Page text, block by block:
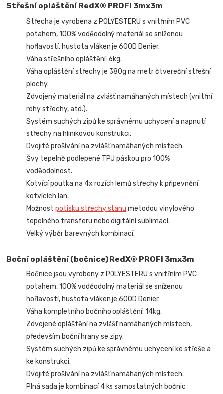
Střešní opláštění RedX® PROFI 3mx3m
Střecha je vyrobena z POLYESTERU s vnitřním PVC
potahem, 100% voděodolný materiál se sníženou
hořlavostí, hustota vláken je 600D Denier.
Váha střešního opláštění: 6kg.
Váha opláštění střechy je 380g na metr čtvereční střešní
plochy.
Zdvojený materiál na zvlášť namáhaných místech (vnitřní
rohy střechy, atd.).
Systém suchých zipů ke správnému uchycení a napnutí
střechy na hliníkovou konstrukci.
Dvojité prošívání na zvlášť namáhaných místech.
Švy tepelně podlepené TPU páskou pro 100%
voděodolnost.
Kotvící poutka na 4x rozích lemů střechy k připevnění
kotvících lan.
Možnostpotisku střechy stanu metodou vinylového
tepelného transferu nebo digitální sublimací.
Velký výběr barevných kombinací.
Boční opláštění (bočnice) RedX® PROFI 3mx3m
Bočnice jsou vyrobeny z POLYESTERU s vnitřním PVC
potahem, 100% voděodolný materiál se sníženou
hořlavostí, hustota vláken je 600D Denier.
Váha kompletního bočního opláštění: 14kg.
Zdvojené opláštění na zvlášť namáhaných místech,
především boční hrany se zipy.
Systém suchých zipů ke správnému uchycení ke střeše a
ke konstrukci.
Dvojité prošívání na zvlášť namáhaných místech.
Plná sada je kombinací 4 ks samostatných bočnic